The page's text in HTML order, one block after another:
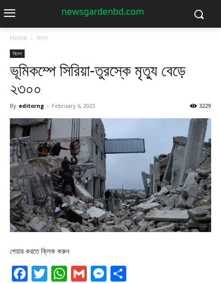
Home বিদেশ
বিদেশ
ভূমিকম্পে সিরিয়া-তুরস্কে মৃত্যু বেড়ে
২৩০০
By editorng - February 6, 2023 3229
শেয়ার করতে ক্লিক করুন
Facebook
Twitter
WhatsApp
GmailMessenger